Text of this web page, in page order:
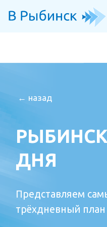
Представляем самый
РЫБИНСК ЗА